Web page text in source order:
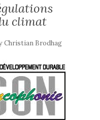
climat
Christian Brodhag